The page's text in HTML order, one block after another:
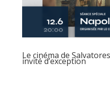
Le cinéma de
invité d’exception